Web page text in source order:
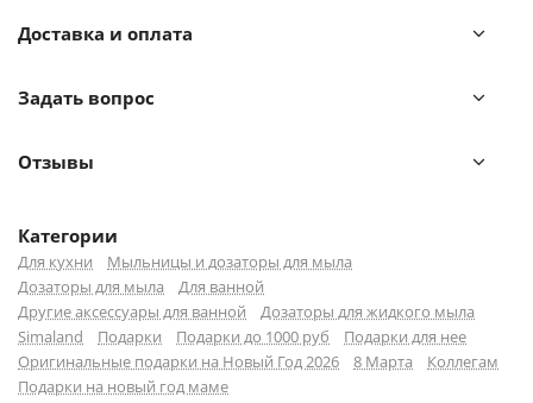
Доставка и оплата
Задать вопрос
Отзывы
Категории
Для кухни
Мыльницы и дозаторы для мыла
Дозаторы для мыла
Для ванной
Другие аксессуары для ванной
Дозаторы для жидкого мыла
Simaland
Подарки Подарки до 1000 руб
Подарки для нее
Оригинальные подарки на Новый Год 2026
8 Марта
Коллегам
Подарки на новый год маме